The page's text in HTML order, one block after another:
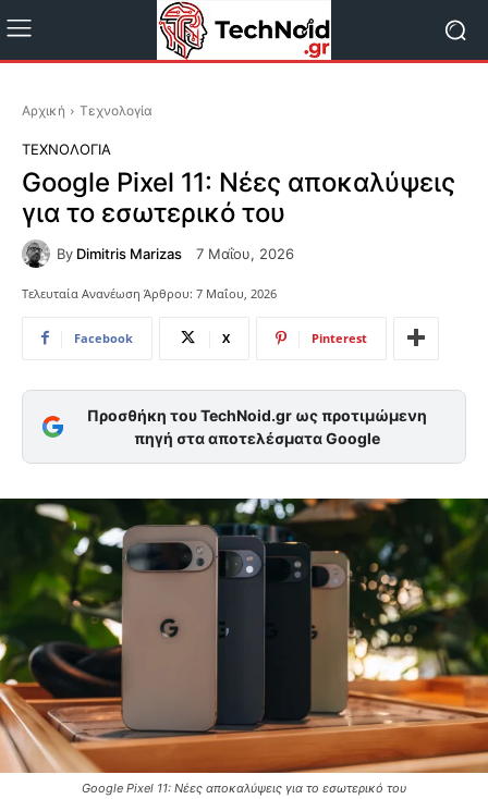
Αρχική Τεχνολογία
ΤΕΧΝΟΛΟΓΊΑ
Google Pixel 11: Νέες αποκαλύψεις
για το εσωτερικό του
By Dimitris Marizas 7 Μαΐου, 2026
Τελευταία Ανανέωση Άρθρου: 7 Μαΐου, 2026
Facebook X Pinterest
Προσθήκη του TechNoid.gr ως προτιμώμενη
πηγή στα αποτελέσματα Google
Google Pixel 11: Νέες αποκαλύψεις για το εσωτερικό του